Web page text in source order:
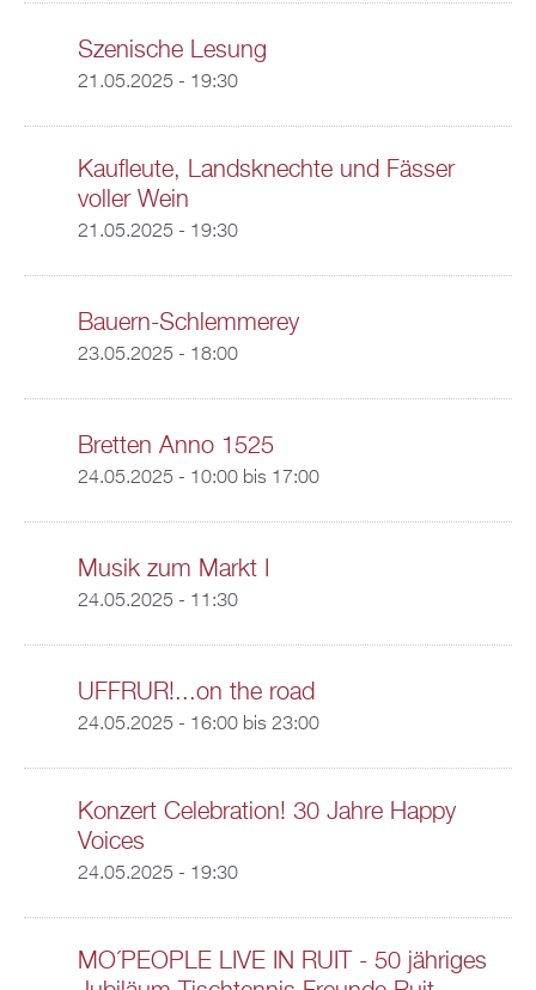
Szenische Lesung
21.05.2025 - 19:30
Kaufleute, Landsknechte und Fässer
voller Wein
21.05.2025 - 19:30
Bauern-Schlemmerey
23.05.2025 - 18:00
Bretten Anno 1525
24.05.2025 - 10:00bis 17:00
Musik zum Markt I
24.05.2025 - 11:30
UFFRUR!...on the road
24.05.2025 - 16:00bis 23:00
Konzert Celebration! 30 Jahre Happy
Voices
24.05.2025 - 19:30
MO´PEOPLE LIVE IN RUIT - 50 jähriges